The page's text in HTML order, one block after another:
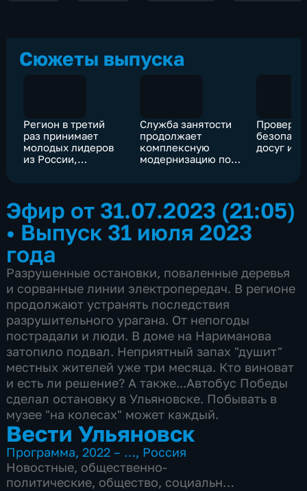
Сюжеты выпуска
Регион в третий
раз принимает
молодых лидеров
из России,
Служба занятости
продолжает
комплексную
модернизацию по
досуг и
Эфир от 31.07.2023 (21:05)
• Выпуск 31 июля 2023
года
Разрушенные остановки, поваленные деревья
и сорванные линии электропередач. В регионе
продолжают устранять последствия
разрушительного урагана. От непогоды
пострадали и люди. В доме на Нариманова
затопило подвал. Неприятный запах "душит"
местных жителей уже три месяца. Кто виноват
и есть ли решение? А также...Автобус Победы
сделал остановку в Ульяновске. Побывать в
музее "на колесах" может каждый.
Вести Ульяновск
Программа,2022 – …, Россия
Новостные, общественно-
политические, общество, социально-